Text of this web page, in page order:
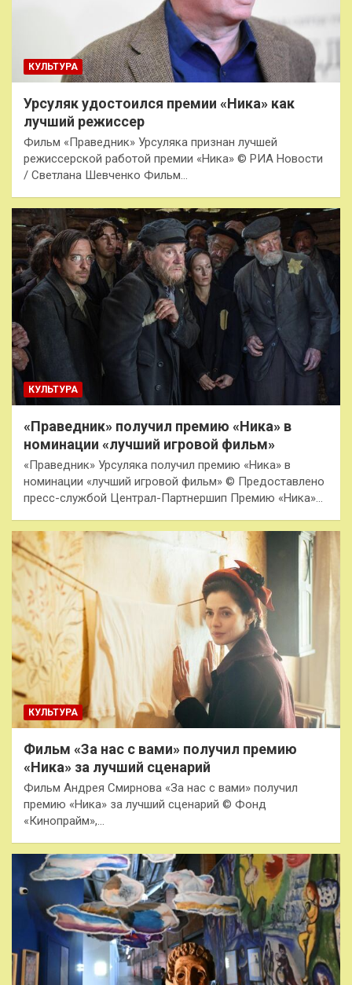
КУЛЬТУРА
Урсуляк удостоился премии «Ника» как
лучший режиссер
Фильм «Праведник» Урсуляка признан лучшей
режиссерской работой премии «Ника» © РИА Новости
/ Светлана Шевченко Фильм…
КУЛЬТУРА
«Праведник» получил премию «Ника» в
номинации «лучший игровой фильм»
«Праведник» Урсуляка получил премию «Ника» в
номинации «лучший игровой фильм» © Предоставлено
пресс-службой Централ-Партнершип Премию «Ника»…
КУЛЬТУРА
Фильм «За нас с вами» получил премию
«Ника» за лучший сценарий
Фильм Андрея Смирнова «За нас с вами» получил
премию «Ника» за лучший сценарий © Фонд
«Кинопрайм»,…